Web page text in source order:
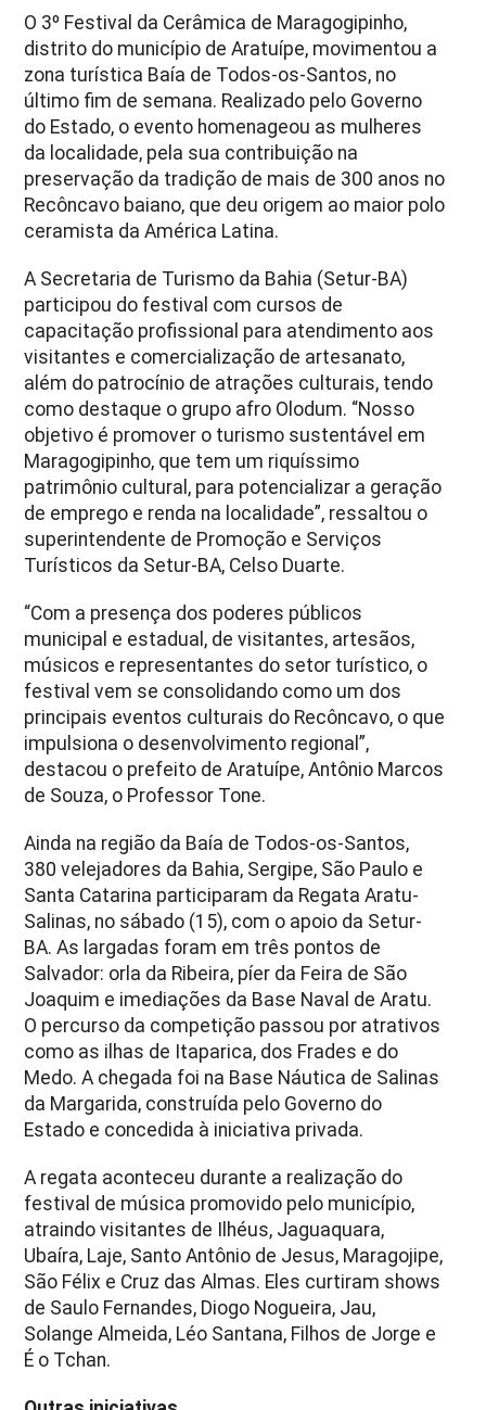
O 3º Festival da Cerâmica de Maragogipinho,
distrito do município de Aratuípe, movimentou a
zona turística Baía de Todos-os-Santos, no
último fim de semana. Realizado pelo Governo
do Estado, o evento homenageou as mulheres
da localidade, pela sua contribuição na
preservação da tradição de mais de 300 anos no
Recôncavo baiano, que deu origem ao maior polo
ceramista da América Latina.
A Secretaria de Turismo da Bahia (Setur-BA)
participou do festival com cursos de
capacitação profissional para atendimento aos
visitantes e comercialização de artesanato,
além do patrocínio de atrações culturais, tendo
como destaque o grupo afro Olodum. “Nosso
objetivo é promover o turismo sustentável em
Maragogipinho, que tem um riquíssimo
patrimônio cultural, para potencializar a geração
de emprego e renda na localidade”, ressaltou o
superintendente de Promoção e Serviços
Turísticos da Setur-BA, Celso Duarte.
“Com a presença dos poderes públicos
municipal e estadual, de visitantes, artesãos,
músicos e representantes do setor turístico, o
festival vem se consolidando como um dos
principais eventos culturais do Recôncavo, o que
impulsiona o desenvolvimento regional”,
destacou o prefeito de Aratuípe, Antônio Marcos
de Souza, o Professor Tone.
Ainda na região da Baía de Todos-os-Santos,
380 velejadores da Bahia, Sergipe, São Paulo e
Santa Catarina participaram da Regata Aratu-
Salinas, no sábado (15), com o apoio da Setur-
BA. As largadas foram em três pontos de
Salvador: orla da Ribeira, píer da Feira de São
Joaquim e imediações da Base Naval de Aratu.
O percurso da competição passou por atrativos
como as ilhas de Itaparica, dos Frades e do
Medo. A chegada foi na Base Náutica de Salinas
da Margarida, construída pelo Governo do
Estado e concedida à iniciativa privada.
A regata aconteceu durante a realização do
festival de música promovido pelo município,
atraindo visitantes de Ilhéus, Jaguaquara,
Ubaíra, Laje, Santo Antônio de Jesus, Maragojipe,
São Félix e Cruz das Almas. Eles curtiram shows
de Saulo Fernandes, Diogo Nogueira, Jau,
Solange Almeida, Léo Santana, Filhos de Jorge e
É o Tchan.